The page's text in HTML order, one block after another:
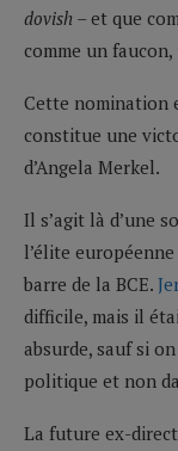
dovish – et que
comme un faucon,
Cette nomination
constitue une
d’Angela Merkel.
Il s’agit là d’une
l’élite
barre de la BCE.
difficile, mais il
absurde, sauf si
politique et non
La future ex-